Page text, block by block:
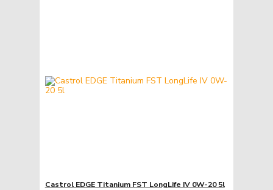
Castrol EDGE Titanium FST LongLife IV 0W-20 5l